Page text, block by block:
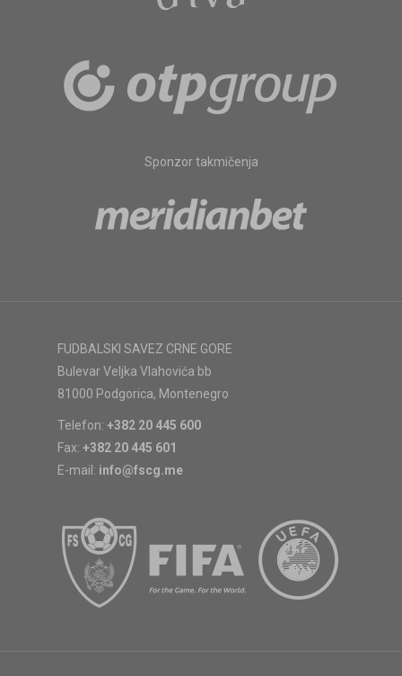
Sponzor takmičenja
FUDBALSKI SAVEZ CRNE GORE
Bulevar Veljka Vlahovića bb
81000 Podgorica, Montenegro
Telefon: +382 20 445 600
Fax: +382 20 445 601
E-mail: info@fscg.me